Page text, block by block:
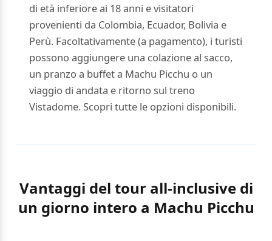
di età inferiore ai 18 anni e visitatori
provenienti da Colombia, Ecuador, Bolivia e
Perù. Facoltativamente (a pagamento), i turisti
possono aggiungere una colazione al sacco,
un pranzo a buffet a Machu Picchu o un
viaggio di andata e ritorno sul treno
Vistadome. Scopri tutte le opzioni disponibili.
Vantaggi del tour all-inclusive di
un giorno intero a Machu Picchu